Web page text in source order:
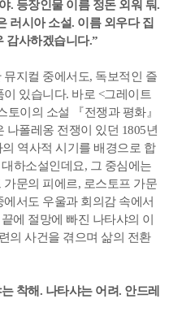
. 등장인물 이름 정돈 외워 둬.
러시아 소설. 이름 외우다 집
감사하겠습니다.”
지컬 중에서도, 독보적인 즐
있습니다. 바로 <그레이트
토이의 소설 『전쟁과 평화』
나폴레옹 전쟁이 있던 1805년
역사적 시기를 배경으로 합
하소설인데요, 그 중심에는
문의 피에르, 로스토프 가문
서도 우울과 회의감 속에서
에 절망에 빠진 나타샤의 이
의 사건을 겪으며 삶의 전환
착해. 나타샤는 어려. 안드레